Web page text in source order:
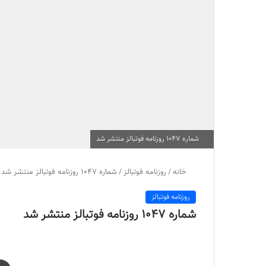
شماره 1047 روزنامه فوتبالز منتشر شد
خانه/روزنامه فوتبالز/شماره 1047 روزنامه فوتبالز منتشر شد
روزنامه فوتبالز
شماره 1047 روزنامه فوتبالز منتشر شد